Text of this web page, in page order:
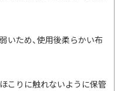
いため、使用後柔らかい布
こりに触れないように保管